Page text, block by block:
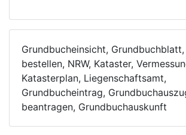
Grundbucheinsicht, Grundbuchblatt,
bestellen, NRW, Kataster,
Katasterplan, Liegenschaftsamt,
Grundbucheintrag,
beantragen, Grundbuchauskunft